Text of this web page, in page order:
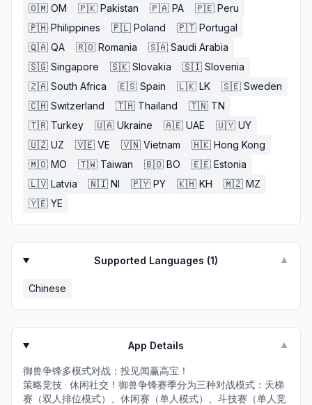
🇴🇲 OM 🇵🇰 Pakistan 🇵🇦 PA 🇵🇪 Peru
🇵🇭 Philippines 🇵🇱 Poland 🇵🇹 Portugal
🇶🇦 QA 🇷🇴 Romania 🇸🇦 Saudi Arabia
🇸🇬 Singapore 🇸🇰 Slovakia 🇸🇮 Slovenia
🇿🇦 South Africa 🇪🇸 Spain 🇱🇰 LK 🇸🇪 Sweden
🇨🇭 Switzerland 🇹🇭 Thailand 🇹🇳 TN
🇹🇷 Turkey 🇺🇦 Ukraine 🇦🇪 UAE 🇺🇾 UY
🇺🇿 UZ 🇻🇪 VE 🇻🇳 Vietnam 🇭🇰 Hong Kong
🇲🇴 MO 🇹🇼 Taiwan 🇧🇴 BO 🇪🇪 Estonia
🇱🇻 Latvia 🇳🇮 NI 🇵🇾 PY 🇰🇭 KH 🇲🇿 MZ
🇾🇪 YE
Supported Languages (1) ▼
Chinese
App Details ▼
御兽争锋多模式对战：投见闻赢高宝！
策略竞技 · 休闲社交！御兽争锋赛季分为三种对战模式：天梯
赛（双人排位模式）、休闲赛（单人模式）、斗技赛（单人竞